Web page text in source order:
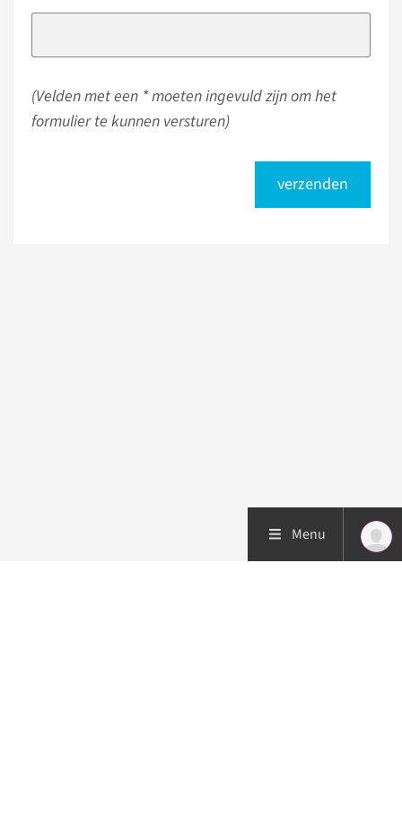
(Velden met een * moeten ingevuld zijn om het
formulier te kunnen versturen)
verzenden
Menu